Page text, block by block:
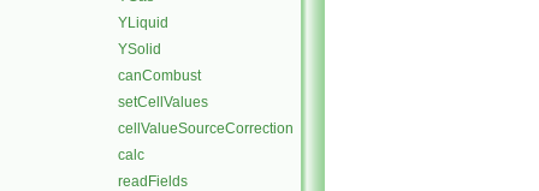
YLiquid
YSolid
canCombust
setCellValues
cellValueSourceCorrection
calc
readFields